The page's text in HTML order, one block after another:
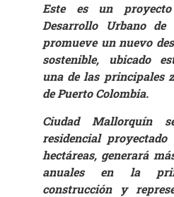
Este es un
Desarrollo Urbano
promueve un nuevo
sostenible, ubicado
una de las principales
de Puerto Colombia.
Ciudad Mallorquín
residencial
hectáreas, generará
anuales en la
construcción y